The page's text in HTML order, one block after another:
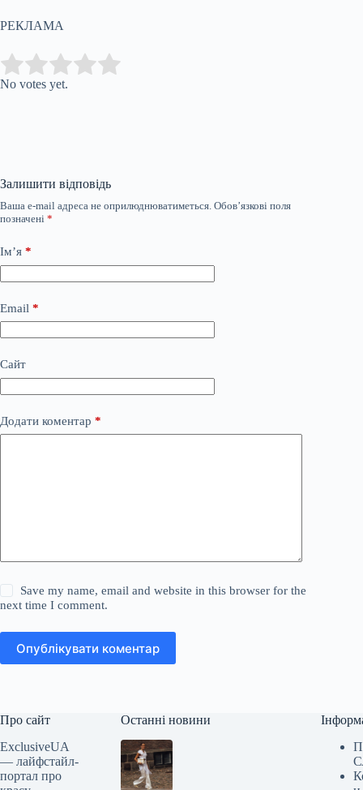
РЕКЛАМА
Rate this item:
No votes yet.
Залишити відповідь
Ваша e-mail адреса не оприлюднюватиметься. Обов’язкові поля
позначені *
Ім’я *
Email *
Сайт
Додати коментар *
Save my name, email and website in this browser for the
next time I comment.
Опублікувати коментар
Про сайт
ExclusiveUA
— лайфстайл-
портал про
Останні новини